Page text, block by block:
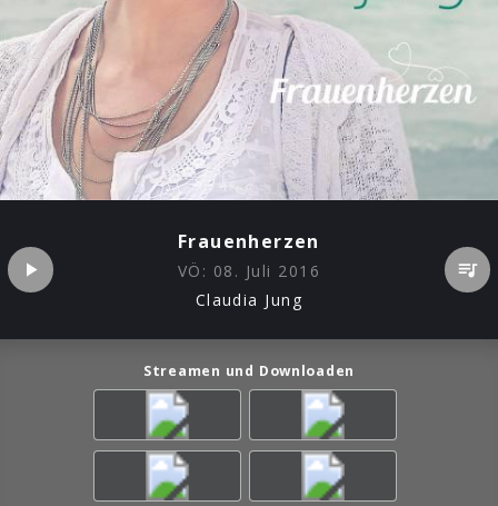
Frauenherzen
VÖ: 08. Juli 2016
Claudia Jung
Streamen und Downloaden